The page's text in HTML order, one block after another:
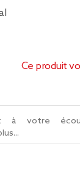
Ce produit
à votre